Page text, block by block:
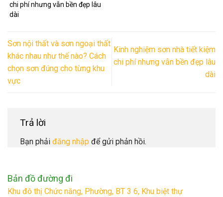
chi phí nhưng vẫn bền đẹp lâu
dài
Sơn nội thất và sơn ngoại thất
khác nhau như thế nào? Cách
chọn sơn đúng cho từng khu
vực
Kinh nghiệm sơn nhà tiết kiệm
chi phí nhưng vẫn bền đẹp lâu
dài
Trả lời
Bạn phải đăng nhập để gửi phản hồi.
Bản đồ đường đi
Khu đô thị Chức năng, Phường, BT 3 6, Khu biệt thự